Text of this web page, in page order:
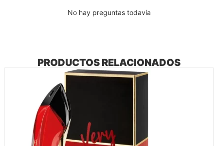
No hay preguntas todavía
PRODUCTOS RELACIONADOS